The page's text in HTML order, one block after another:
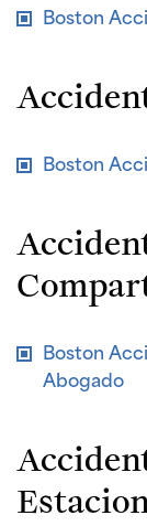
Boston
Boston
Boston
Abogado